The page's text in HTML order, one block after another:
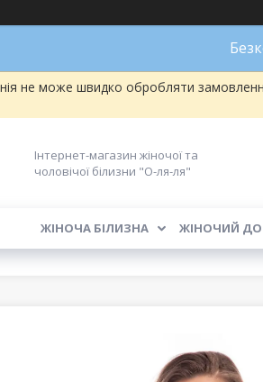
не може швидко обробляти
Інтернет-магазин жіночої та
чоловічої білизни "О-ля-ля"
ЖІНОЧА БІЛИЗНА ЖІНОЧИЙ